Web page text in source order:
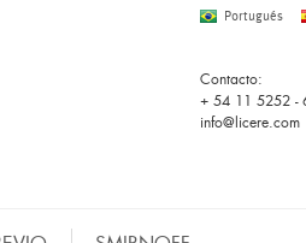
Portugués
Contacto:
+ 54 11 5252 -
info@licere.com